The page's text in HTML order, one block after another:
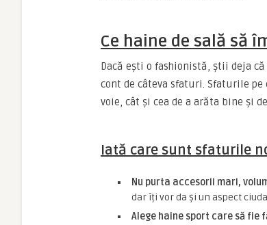
Ce haine de sală să
Dacă ești o fashionistă, știi deja
cont de câteva sfaturi. Sfaturile
voie, cât și cea de a arăta bine și
Iată care sunt sfaturile
Nu purta accesorii mari,
dar îți vor da și un aspect
Alege haine sport care să fie